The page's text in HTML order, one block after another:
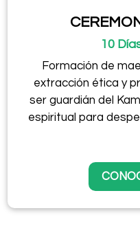
10
Formación de
extracción ética y
ser guardián del
espiritual para